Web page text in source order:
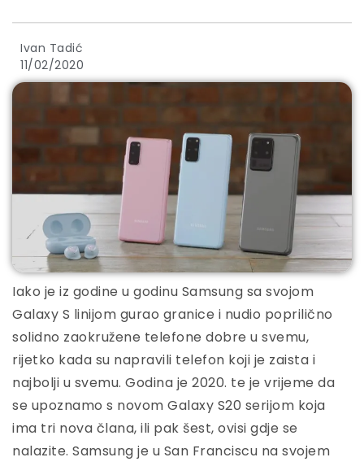
Ivan Tadić
11/02/2020
Iako je iz godine u godinu Samsung sa svojom
Galaxy S linijom gurao granice i nudio poprilično
solidno zaokružene telefone dobre u svemu,
rijetko kada su napravili telefon koji je zaista i
najbolji u svemu. Godina je 2020. te je vrijeme da
se upoznamo s novom Galaxy S20 serijom koja
ima tri nova člana, ili pak šest, ovisi gdje se
nalazite. Samsung je u San Franciscu na svojem